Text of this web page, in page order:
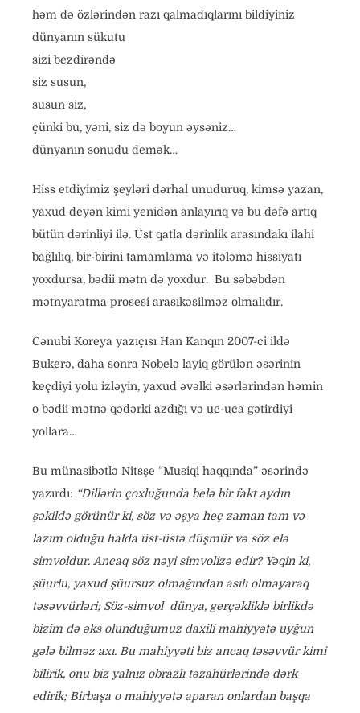
həm də özlərindən razı qalmadıqlarını bildiyiniz
dünyanın sükutu
sizi bezdirəndə
siz susun,
susun siz,
çünki bu, yəni, siz də boyun əysəniz…
dünyanın sonudu demək…
Hiss etdiyimiz şeyləri dərhal unuduruq, kimsə yazan,
yaxud deyən kimi yenidən anlayırıq və bu dəfə artıq
bütün dərinliyi ilə. Üst qatla dərinlik arasındakı ilahi
bağlılıq, bir-birini tamamlama və itələmə hissiyatı
yoxdursa, bədii mətn də yoxdur. Bu səbəbdən
mətnyaratma prosesi arasıkəsilməz olmalıdır.
Cənubi Koreya yazıçısı Han Kanqın 2007-ci ildə
Bukerə, daha sonra Nobelə layiq görülən əsərinin
keçdiyi yolu izləyin, yaxud əvəlki əsərlərindən həmin
o bədii mətnə qədərki azdığı və uc-uca gətirdiyi
yollara…
Bu münasibətlə Nitsşe “Musiqi haqqında” əsərində
yazırdı: “Dillərin çoxluğunda belə bir fakt aydın
şəkildə görünür ki, söz və əşya heç zaman tam və
lazım olduğu halda üst-üstə düşmür və söz elə
simvoldur. Ancaq söz nəyi simvolizə edir? Yəqin ki,
şüurlu, yaxud şüursuz olmağından asılı olmayaraq
təsəvvürləri; Söz-simvol dünya, gerçəkliklə birlikdə
bizim də əks olunduğumuz daxili mahiyyətə uyğun
gələ bilməz axı. Bu mahiyyəti biz ancaq təsəvvür kimi
bilirik, onu biz yalnız obrazlı təzahürlərində dərk
edirik; Birbaşa o mahiyyətə aparan onlardan başqa